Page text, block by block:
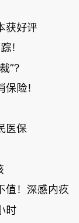
获好评
！
”？
险！
医保
值！深感内疚！
时